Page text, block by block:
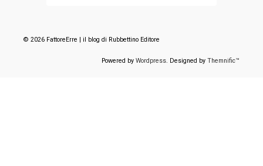
© 2026 FattoreErre | il blog di Rubbettino Editore
Powered by Wordpress. Designed by Themnific™